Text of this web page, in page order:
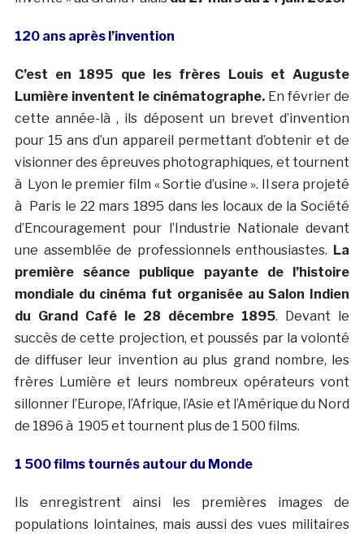
120 ans après l’invention
C’est en 1895 que les frères Louis et Auguste
Lumière inventent le cinématographe. En février de
cette année-là , ils déposent un brevet d’invention
pour 15 ans d’un appareil permettant d’obtenir et de
visionner des épreuves photographiques, et tournent
à Lyon le premier film « Sortie d’usine ». Il sera projeté
à Paris le 22 mars 1895 dans les locaux de la Société
d’Encouragement pour l’Industrie Nationale devant
une assemblée de professionnels enthousiastes. La
première séance publique payante de l’histoire
mondiale du cinéma fut organisée au Salon Indien
du Grand Café le 28 décembre 1895. Devant le
succès de cette projection, et poussés par la volonté
de diffuser leur invention au plus grand nombre, les
frères Lumière et leurs nombreux opérateurs vont
sillonner l’Europe, l’Afrique, l’Asie et l’Amérique du Nord
de 1896 à 1905 et tournent plus de 1 500 films.
1 500 films tournés autour du Monde
Ils enregistrent ainsi les premières images de
populations lointaines, mais aussi des vues militaires